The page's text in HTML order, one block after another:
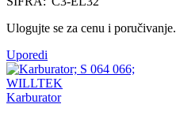
Ulogujte se za cenu i poručivanje.
Uporedi
Karburator